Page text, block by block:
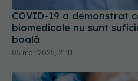
boală
05 mar 2025, 21:11